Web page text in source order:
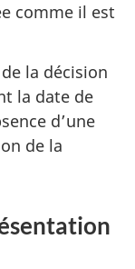
comme il est
la décision
la date de
d’une
de la